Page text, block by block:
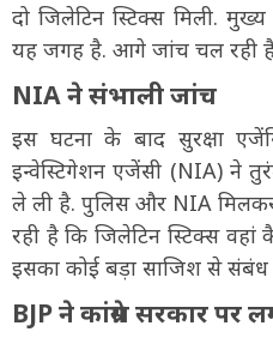
दो जिलेटिन स्टिक्स मिली.
यह जगह है. आगे जांच चल रही
NIA ने संभाली जांच
इस घटना के बाद सुरक्षा
इन्वेस्टिगेशन एजेंसी (NIA) ने
ले ली है. पुलिस और NIA
रही है कि जिलेटिन स्टिक्स
इसका कोई बड़ा साजिश से संबंध
BJP ने कांग्रेस सरकार पर